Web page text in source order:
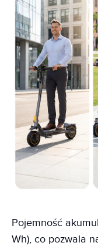
Pojemność
Wh), co pozwala